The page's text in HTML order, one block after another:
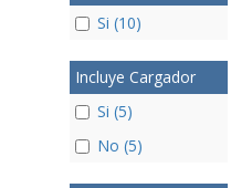
Si (10)
Incluye Cargador
Si (5)
No (5)